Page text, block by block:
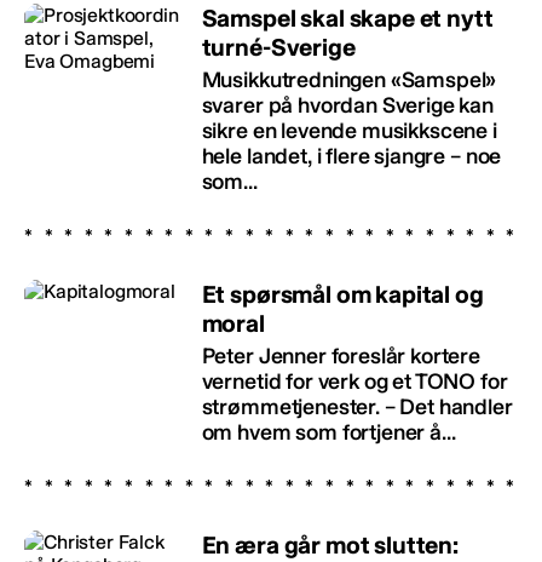
Samspel skal skape et nytt
turné-Sverige
Musikkutredningen «Samspel»
svarer på hvordan Sverige kan
sikre en levende musikkscene i
hele landet, i flere sjangre – noe
som...
Et spørsmål om kapital og
moral
Peter Jenner foreslår kortere
vernetid for verk og et TONO for
strømmetjenester. – Det handler
om hvem som fortjener å...
En æra går mot slutten: